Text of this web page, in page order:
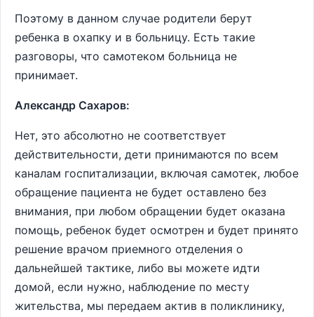
Поэтому в данном случае родители берут
ребенка в охапку и в больницу. Есть такие
разговоры, что самотеком больница не
принимает.
Александр Сахаров:
Нет, это абсолютно не соответствует
действительности, дети принимаются по всем
каналам госпитализации, включая самотек, любое
обращение пациента не будет оставлено без
внимания, при любом обращении будет оказана
помощь, ребенок будет осмотрен и будет принято
решение врачом приемного отделения о
дальнейшей тактике, либо вы можете идти
домой, если нужно, наблюдение по месту
жительства, мы передаем актив в поликлинику,